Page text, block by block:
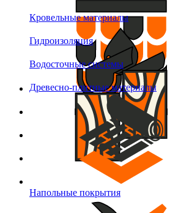
Кровельные материалы
Гидроизоляция
Водосточные системы
Древесно-плитные материалы
Напольные покрытия